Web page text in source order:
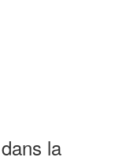
la